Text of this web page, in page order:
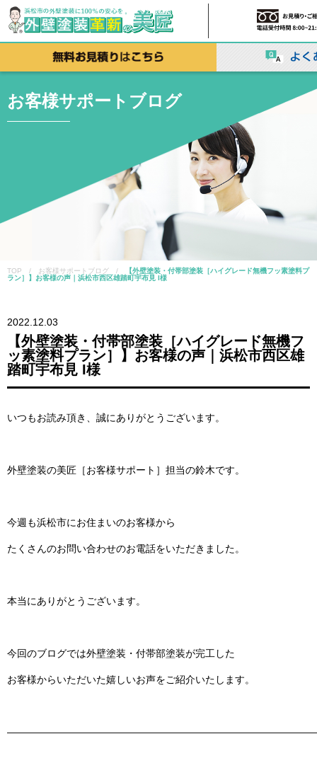
お客様サポートブログ
TOP / お客様サポートブログ /
【外壁塗装・付帯部塗装［ハイグレード無機フッ素塗料プ
ラン］】お客様の声｜浜松市西区雄踏町宇布見 I様
2022.12.03
【外壁塗装・付帯部塗装［ハイグレード無機フ
ッ素塗料プラン］】お客様の声｜浜松市西区雄
踏町宇布見 I様
いつもお読み頂き、誠にありがとうございます。
外壁塗装の美匠［お客様サポート］担当の鈴木です。
今週も浜松市にお住まいのお客様から
たくさんのお問い合わせのお電話をいただきました。
本当にありがとうございます。
今回のブログでは外壁塗装・付帯部塗装が完工した
お客様からいただいた嬉しいお声をご紹介いたします。